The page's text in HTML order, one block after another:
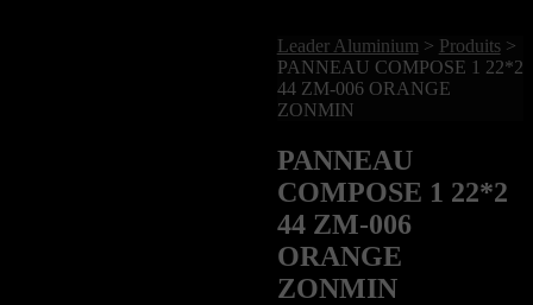
Leader Aluminium > Produits>
PANNEAU COMPOSE 1 22*2
44 ZM-006 ORANGE
ZONMIN
PANNEAU
COMPOSE 1 22*2
44 ZM-006
ORANGE
ZONMIN